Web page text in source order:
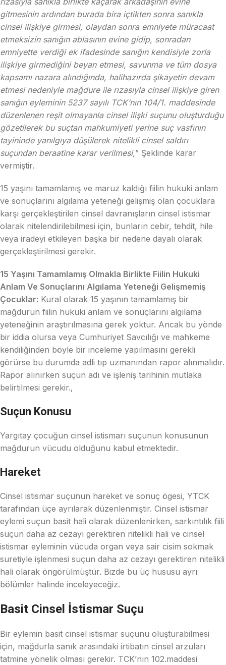
gitmesinin ardından burada bira içtikten sonra sanıkla
cinsel ilişkiye girmesi, olaydan sonra emniyete müracaat
etmeksizin sanığın ablasının evine gidip, sonradan
emniyette verdiği ek ifadesinde sanığın kendisiyle zorla
ilişkiye girmediğini beyan etmesi, savunma ve tüm dosya
kapsamı nazara alındığında, halihazırda şikayetin devam
etmesi nedeniyle mağdure ile rızasıyla cinsel ilişkiye giren
sanığın eyleminin 5237 sayılı TCK’nın 104/1. maddesinde
düzenlenen reşit olmayanla cinsel ilişki suçunu oluşturduğu
gözetilerek bu suçtan mahkumiyeti yerine suç vasfının
tayininde yanılgıya düşülerek nitelikli cinsel saldırı
suçundan beraatine karar verilmesi,” Şeklinde karar
vermiştir.
15 yaşını tamamlamış ve maruz kaldığı fiilin hukuki anlam
ve sonuçlarını algılama yeteneği gelişmiş olan çocuklara
karşı gerçekleştirilen cinsel davranışların cinsel istismar
olarak nitelendirilebilmesi için, bunların cebir, tehdit, hile
veya iradeyi etkileyen başka bir nedene dayalı olarak
gerçekleştirilmesi gerekir.
15 Yaşını Tamamlamış Olmakla Birlikte Fiilin Hukuki
Anlam Ve Sonuçlarını Algılama Yeteneği Gelişmemiş
Çocuklar: Kural olarak 15 yaşının tamamlamış bir
mağdurun fiilin hukuki anlam ve sonuçlarını algılama
yeteneğinin araştırılmasına gerek yoktur. Ancak bu yönde
bir iddia olursa veya Cumhuriyet Savcılığı ve mahkeme
kendiliğinden böyle bir inceleme yapılmasını gerekli
görürse bu durumda adli tıp uzmanından rapor alınmalıdır.
Rapor alınırken suçun adı ve işleniş tarihinin mutlaka
belirtilmesi gerekir.,
Suçun Konusu
Yargıtay çocuğun cinsel istismarı suçunun konusunun
mağdurun vücudu olduğunu kabul etmektedir.
Hareket
Cinsel istismar suçunun hareket ve sonuç ögesi, YTCK
tarafından üçe ayrılarak düzenlenmiştir. Cinsel istismar
eylemi suçun basit hali olarak düzenlenirken, sarkıntılık fiili
suçun daha az cezayı gerektiren nitelikli hali ve cinsel
istismar eyleminin vücuda organ veya sair cisim sokmak
suretiyle işlenmesi suçun daha az cezayı gerektiren nitelikli
hali olarak öngörülmüştür. Bizde bu üç hususu ayrı
bölümler halinde inceleyeceğiz.
Basit Cinsel İstismar Suçu
Bir eylemin basit cinsel istismar suçunu oluşturabilmesi
için, mağdurla sanık arasındaki irtibatın cinsel arzuları
tatmine yönelik olması gerekir. TCK’nın 102.maddesi